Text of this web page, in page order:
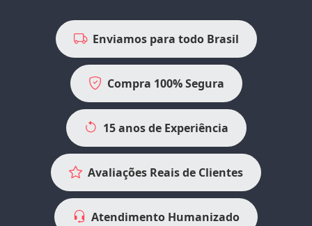
Enviamos para todo Brasil
Compra 100% Segura
15 anos de Experiência
Avaliações Reais de Clientes
Atendimento Humanizado